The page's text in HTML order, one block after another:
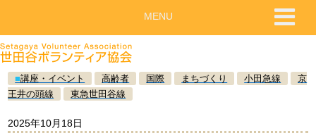
■講座・イベント 高齢者 国際 まちづくり 小田急線
京
王井の頭線
東急世田谷線
2025年10月18日
MENU